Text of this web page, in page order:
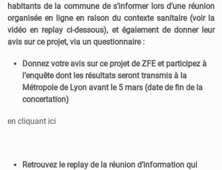
habitants de la commune de s’informer lors d’une réunion
organisée en ligne en raison du contexte sanitaire (voir la
vidéo en replay ci-dessous), et également de donner leur
avis sur ce projet, via un questionnaire :
Donnez votre avis sur ce projet de ZFE et participez à
l’enquête dont les résultats seront transmis à la
Métropole de Lyon avant le 5 mars (date de fin de la
concertation)
en cliquant ici
Retrouvez le replay de la réunion d’information qui